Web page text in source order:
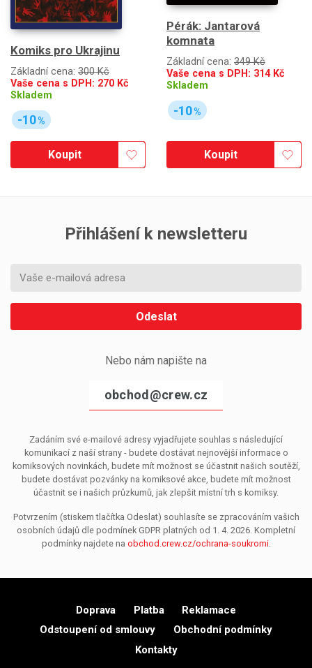
Komiks pro Ukrajinu
Základní cena: 300 Kč
Vaše cena s DPH: 270 Kč
Skladem
-10%
Koupit
Pérák: Jantarová
komnata
Základní cena: 349 Kč
Vaše cena s DPH: 314Kč
Skladem
-10%
Koupit
Přihlášení k newsletteru
Odeslat
Nebo nám napište na
obchod@crew.cz
Zadáním své e-mailové adresy vyjadřujete souhlas s následující
komunikací z naší strany - budete dostávat nejnovější informace o
komiksových novinkách, budete mít možnost se účastnit našich soutěží,
budete dostávat pozvánky na komiksové akce, budete mít možnost
účastnit se i našich průzkumů, jak zlepšit místní trh s komiksy.
Potvrzením (stiskem tlačítka Odeslat) souhlasíte se zpracováním vašich
osobních údajů dle podmínek GDPR platných od 1. 4. 2026. Kompletní
podmínky najdete na obchod.crew.cz/ochrana-soukromi.
Doprava Platba
Reklamace
Odstoupení od smlouvy
Obchodní podmínky
Kontakty